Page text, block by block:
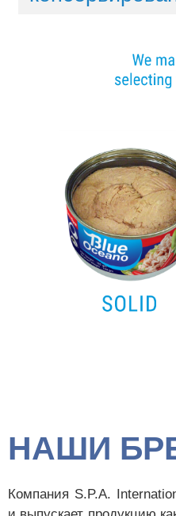
НАШИ
Компания S.P.A.